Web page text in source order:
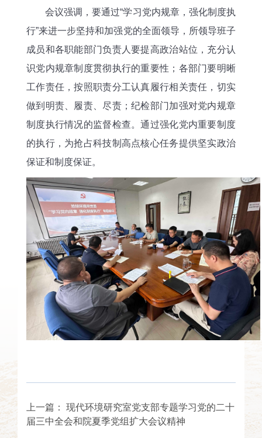
会议强调，要通过“学习党内规章，强化制度执
行”来进一步坚持和加强党的全面领导，所领导班子
成员和各职能部门负责人要提高政治站位，充分认
识党内规章制度贯彻执行的重要性；各部门要明晰
工作责任，按照职责分工认真履行相关责任，切实
做到明责、履责、尽责；纪检部门加强对党内规章
制度执行情况的监督检查。通过强化党内重要制度
的执行，为抢占科技制高点核心任务提供坚实政治
保证和制度保证。
上一篇：
现代环境研究室党支部专题学习党的二十
届三中全会和院夏季党组扩大会议精神